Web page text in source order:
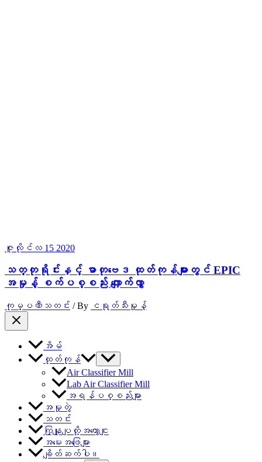
ဇူလိုင်လ 15 2020
သတ္တုရိုင်းနှင့် ဓာတုဗေဒ ထုတ်ကုန်များတွင် EPIC
အမှုန့် စက်ပစ္စည်း လျှောက်လွှာ
ကုမ္ပဏီသတင်း / By ငရုတ်သီးမှုန့်
အိမ်
ထုတ်ကုန်
Air Classifier Mill
Lab Air Classifier Mill
အရန်ပစ္စည်းများ
အမှုတွဲ
သတင်း
ကြှနျုပျတို့အကွောငျး
အမေးအဖြေများ
ချိတ်ဆက်ပါ။